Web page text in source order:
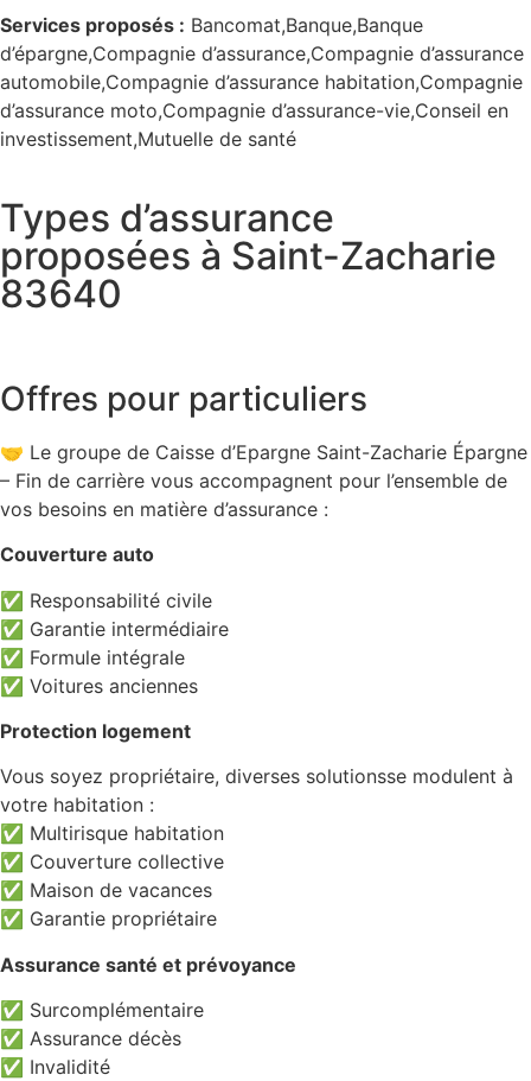
Services proposés : Bancomat,Banque,Banque
d’épargne,Compagnie d’assurance,Compagnie d’assurance
automobile,Compagnie d’assurance habitation,Compagnie
d’assurance moto,Compagnie d’assurance-vie,Conseil en
investissement,Mutuelle de santé
Types d’assurance
proposées à Saint-Zacharie
83640
Offres pour particuliers
🤝 Le groupe de Caisse d’Epargne Saint-Zacharie Épargne
– Fin de carrière vous accompagnent pour l’ensemble de
vos besoins en matière d’assurance :
Couverture auto
✅ Responsabilité civile
✅ Garantie intermédiaire
✅ Formule intégrale
✅ Voitures anciennes
Protection logement
Vous soyez propriétaire, diverses solutionsse modulent à
votre habitation :
✅ Multirisque habitation
✅ Couverture collective
✅ Maison de vacances
✅ Garantie propriétaire
Assurance santé et prévoyance
✅ Surcomplémentaire
✅ Assurance décès
✅ Invalidité